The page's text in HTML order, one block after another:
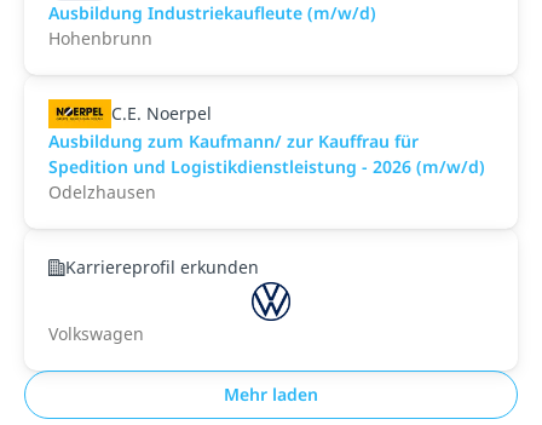
Ausbildung Industriekaufleute (m/w/d)
Hohenbrunn
C.E. Noerpel
Ausbildung zum Kaufmann/ zur Kauffrau für
Spedition und Logistikdienstleistung - 2026 (m/w/d)
Odelzhausen
Karriereprofil erkunden
Volkswagen
Mehr laden